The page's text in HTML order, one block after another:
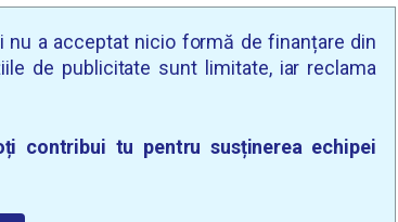
nu a acceptat nicio formă de finanțare din
de publicitate sunt limitate, iar reclama
contribui tu pentru susținerea echipei